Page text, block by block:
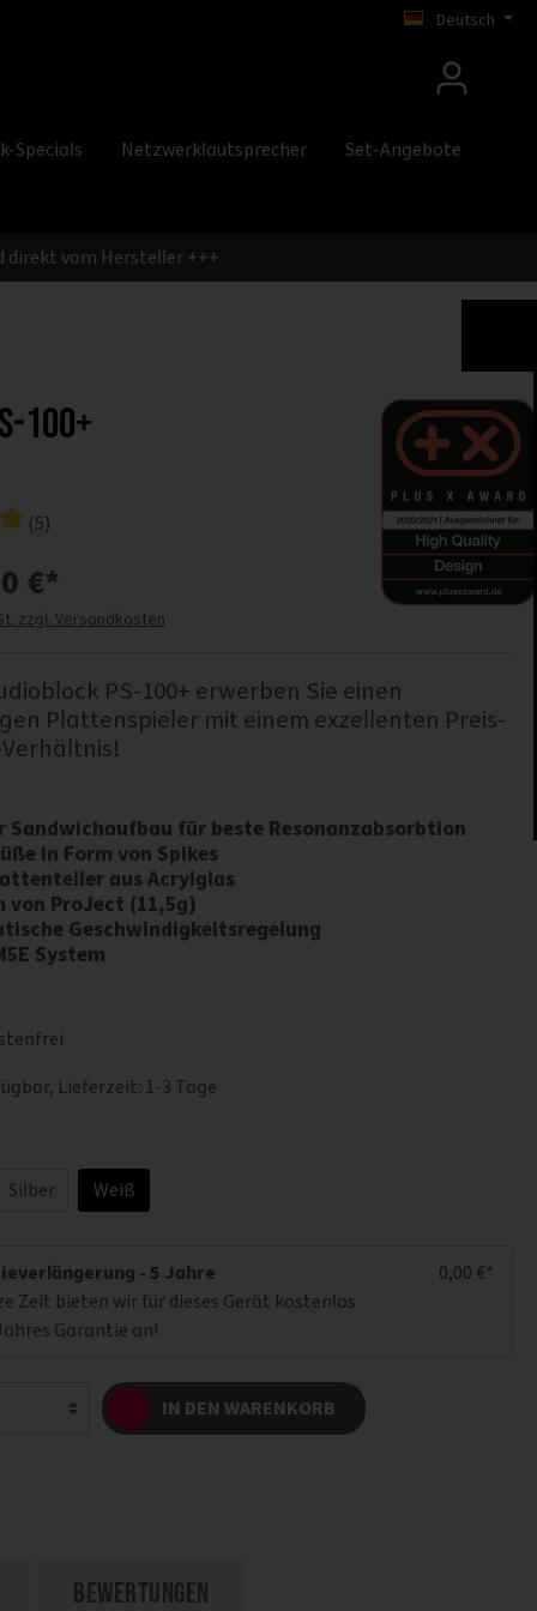
Deutsch
Specials Netzwerklautsprecher Set-Angebote
direkt vom Hersteller +++
100+
(5)
€*
zzgl. Versandkosten
PS-100+ erwerben Sie einen
Plattenspieler mit einem exzellenten Preis-
Sandwichaufbau für beste Resonanzabsorbtion
in Form von Spikes
aus Acrylglas
von ProJect (11,5g)
Geschwindigkeitsregelung
System
Lieferzeit: 1-3 Tage
Silber Weiß
- 5 Jahre
Zeit bieten wir für dieses Gerät kostenlos
Garantie an!
0,00 €*
IN DEN WARENKORB
Bewertungen